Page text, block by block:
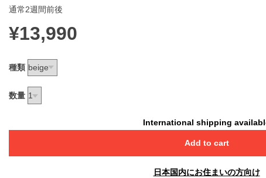
通常2週間前後
¥13,990
種類
数量
International shipping
Add to cart
日本国内にお住まいの方向け